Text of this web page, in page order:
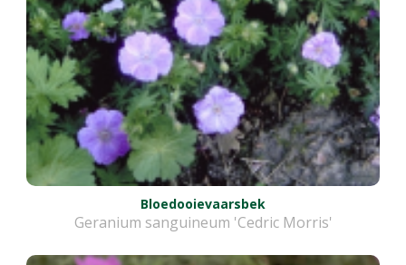
Bloedooievaarsbek
Geranium sanguineum 'Cedric Morris'